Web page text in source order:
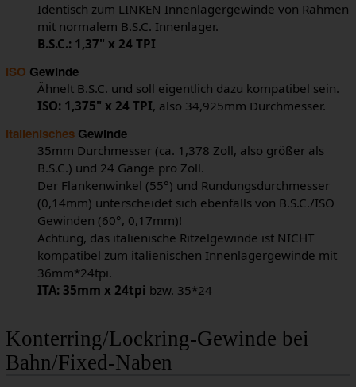
Identisch zum LINKEN Innenlagergewinde von Rahmen
mit normalem B.S.C. Innenlager.
B.S.C.: 1,37" x 24 TPI
ISO Gewinde
Ähnelt B.S.C. und soll eigentlich dazu kompatibel sein.
ISO: 1,375" x 24 TPI, also 34,925mm Durchmesser.
ItalienischesGewinde
35mm Durchmesser (ca. 1,378 Zoll, also größer als
B.S.C.) und 24 Gänge pro Zoll.
Der Flankenwinkel (55°) und Rundungsdurchmesser
(0,14mm) unterscheidet sich ebenfalls von B.S.C./ISO
Gewinden (60°, 0,17mm)!
Achtung, das italienische Ritzelgewinde ist NICHT
kompatibel zum italienischen Innenlagergewinde mit
36mm*24tpi.
ITA: 35mm x 24tpi bzw. 35*24
Konterring/Lockring-Gewinde bei
Bahn/Fixed-Naben